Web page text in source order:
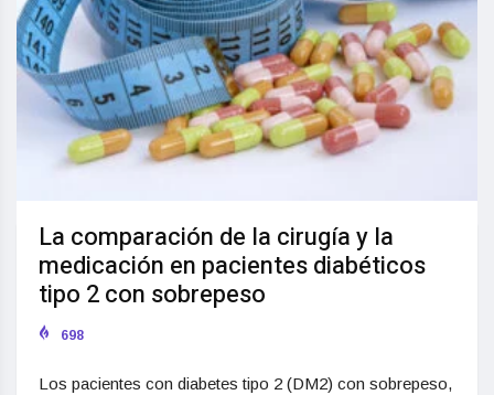
La comparación de la cirugía y la
medicación en pacientes diabéticos
tipo 2 con sobrepeso
698
Los pacientes con diabetes tipo 2 (DM2) con sobrepeso,